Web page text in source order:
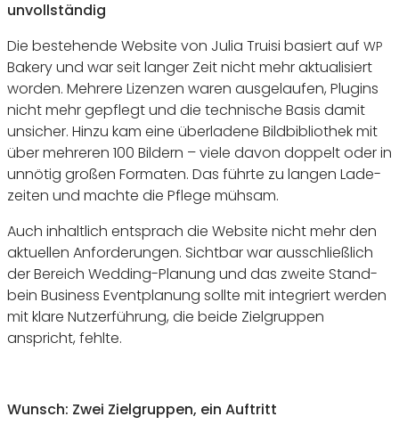
unvollständig
Die bestehende Website von Julia Truisi basiert auf WP
Bakery und war seit langer Zeit nicht mehr aktua­li­siert
worden. Mehrere Lizenzen waren ausge­laufen, Plugins
nicht mehr gepflegt und die tech­ni­sche Basis damit
unsi­cher. Hinzu kam eine über­la­dene Bild­bi­blio­thek mit
über mehreren 100 Bildern – viele davon doppelt oder in
unnötig großen Formaten. Das führte zu langen Lade­
zeiten und machte die Pflege mühsam.
Auch inhalt­lich entsprach die Website nicht mehr den
aktu­ellen Anfor­de­rungen. Sichtbar war ausschließ­lich
der Bereich Wedding-Planung und das zweite Stand­
bein Busi­ness Event­pla­nung sollte mit inte­griert werden
mit klare Nutzer­füh­rung, die beide Ziel­gruppen
anspricht, fehlte.
Wunsch: Zwei Ziel­gruppen, ein Auftritt